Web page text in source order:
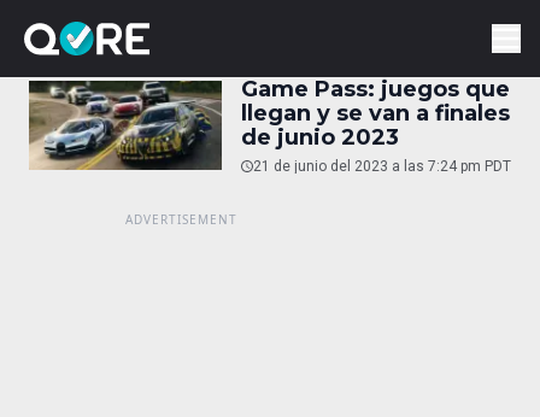
Game Pass: juegos que
llegan y se van a finales
de junio 2023
21 de junio del 2023 a las 7:24 pm PDT